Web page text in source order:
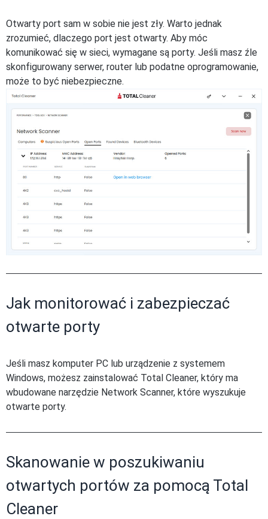
Otwarty port sam w sobie nie jest zły. Warto jednak
zrozumieć, dlaczego port jest otwarty. Aby móc
komunikować się w sieci, wymagane są porty. Jeśli masz źle
skonfigurowany serwer, router lub podatne oprogramowanie,
może to być niebezpieczne.
Jak monitorować i zabezpieczać
otwarte porty
Jeśli masz komputer PC lub urządzenie z systemem
Windows, możesz zainstalować Total Cleaner, który ma
wbudowane narzędzie Network Scanner, które wyszukuje
otwarte porty.
Skanowanie w poszukiwaniu
otwartych portów za pomocą Total
Cleaner